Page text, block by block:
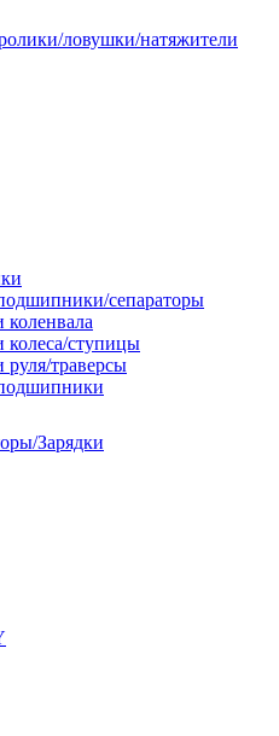
ловушки/натяжители
сепараторы
ступицы
траверсы
Зарядки